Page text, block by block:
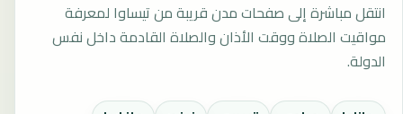
انتقل مباشرة إلى صفحات مدن قريبة من تيساوا لمعرفة
مواقيت الصلاة ووقت الأذان والصلاة القادمة داخل نفس
الدولة.